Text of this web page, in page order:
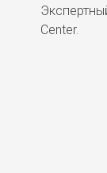
Center.